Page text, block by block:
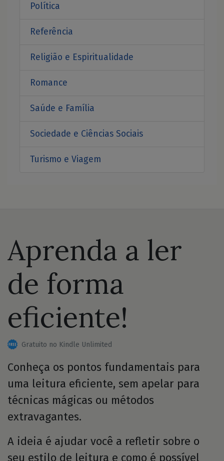
Política
Referência
Religião e Espiritualidade
Romance
Saúde e Família
Sociedade e Ciências Sociais
Turismo e Viagem
Aprenda a ler
de forma
eficiente!
Gratuito no Kindle Unlimited
Conheça os pontos fundamentais para
uma leitura eficiente, sem apelar para
técnicas mágicas ou métodos
extravagantes.
A ideia é ajudar você a refletir sobre o
seu estilo de leitura e como é possível